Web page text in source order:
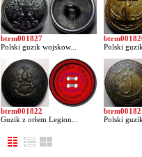
btrm001827
Polski guzik wojskow...
Polski
btrm001822
Guzik z orłem Legion...
Polski